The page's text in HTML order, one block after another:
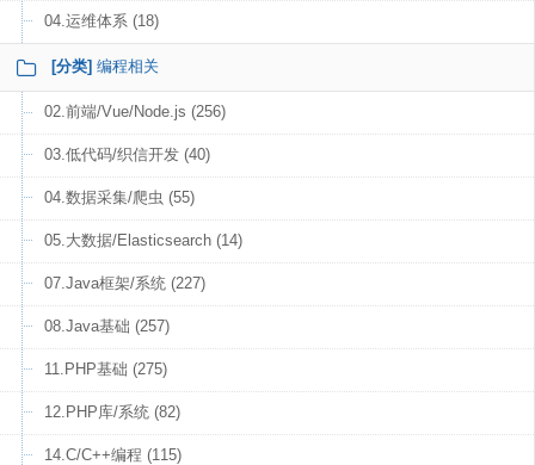
04.运维体系 (18)
[分类] 编程相关
02.前端/Vue/Node.js (256)
03.低代码/织信开发 (40)
04.数据采集/爬虫 (55)
05.大数据/Elasticsearch (14)
07.Java框架/系统 (227)
08.Java基础 (257)
11.PHP基础 (275)
12.PHP库/系统 (82)
14.C/C++编程 (115)